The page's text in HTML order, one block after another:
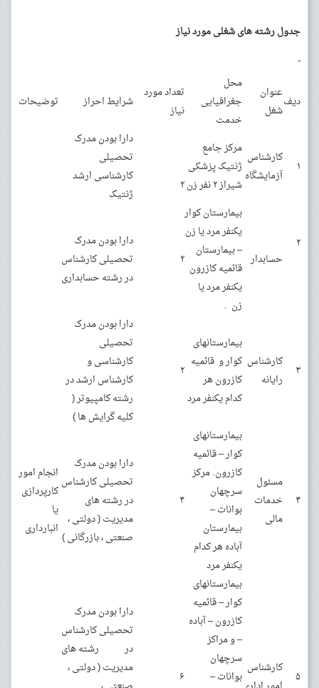
جدول رشته های شغلی مورد نیاز
دیف
عنوان
شغل
محل
جغرافیایی
خدمت
تعداد مورد
نیاز
شرایط احراز توضیحات
۱
کارشناس
آزمایشگاه
مرکز جامع
ژنتیک پزشکی
شیراز ۲ نفر زن
۲
دارا بودن مدرک
تحصیلی
کارشناسی ارشد
ژنتیک
۲
حسابدار
بیمارستان کوار
یکنفر مرد یا زن
– بیمارستان
قائمیه کازرون
یکنفر مرد یا
زن .
۲
دارا بودن مدرک
تحصیلی کارشناس
در رشته حسابداری
۳
کارشناس
رایانه
بیمارستانهای
کوار و قائمیه
کازرون هر
کدام یکنفر مرد
۲
دارا بودن مدرک
تحصیلی
کارشناسی و
کارشناس ارشد در
رشته کامپیوتر (
کلیه گرایش ها )
۴
مسئول
خدمات
مالی
بیمارستانهای
کوار – قائمیه
کازرون. مرکز
سرچهان
بوانات –
بیمارستان
آباده هر کدام
یکنفر مرد
۴
دارا بودن مدرک
تحصیلی کارشناس
در رشته های
مدیریت ( دولتی ،
صنعتی ، بازرگانی )
انجام امور
کارپردازی
یا
انبارداری
۵
کارشناس
بیمارستانهای
کوار – قائمیه
کازرون – آباده
– و مراکز
سرچهان
بوانات –
۶
دارا بودن مدرک
تحصیلی کارشناس
در رشته های
مدیریت ( دولتی ،